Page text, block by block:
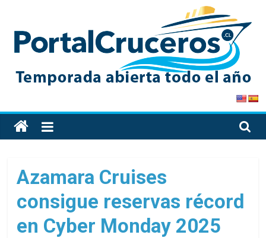
content
PortalCruceros
Toda
la
cruceros
en
solo
Azamara Cruises
consigue reservas récord
en Cyber ​​Monday 2025